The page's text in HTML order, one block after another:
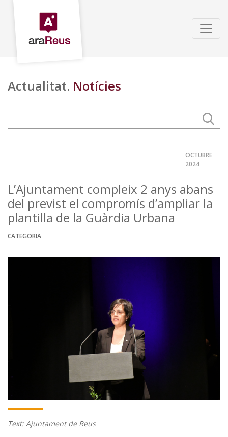
Actualitat. Notícies
OCTUBRE
2024
L’Ajuntament compleix 2 anys abans
del previst el compromís d’ampliar la
plantilla de la Guàrdia Urbana
CATEGORIA
Text: Ajuntament de Reus